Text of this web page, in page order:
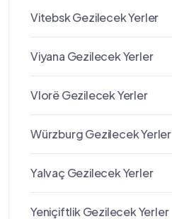
Vitebsk Gezilecek Yerler
Viyana Gezilecek Yerler
Vlorë Gezilecek Yerler
Würzburg Gezilecek Yerler
Yalvaç Gezilecek Yerler
Yeniçiftlik Gezilecek Yerler